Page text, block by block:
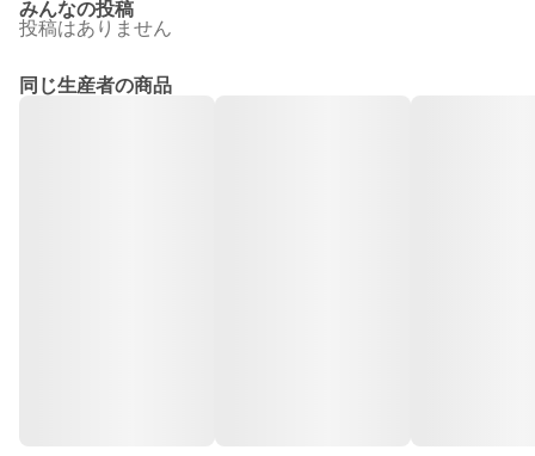
みんなの投稿
投稿はありません
同じ生産者の商品